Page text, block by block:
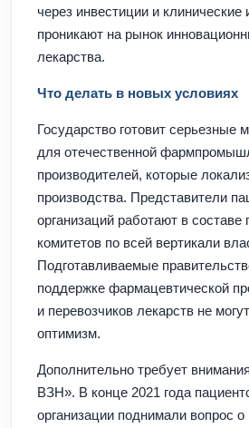
через инвестиции и клинические
проникают на рынок
лекарства.
Что делать в новых условиях
Государство готовит серьезные
для отечественной
производителей, которые
производства. Представители
организаций работают в
комитетов по всей вертикали
Подготавливаемые
поддержке фармацевтической
и перевозчиков лекарств не
оптимизм.
Дополнительно требует
ВЗН». В конце 2021 года
организации поднимали вопрос о